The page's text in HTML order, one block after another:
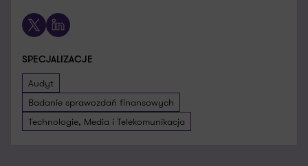
X LinkedIn
SPECJALIZACJE
Audyt
Badanie sprawozdań finansowych
Technologie, Media i Telekomunikacja